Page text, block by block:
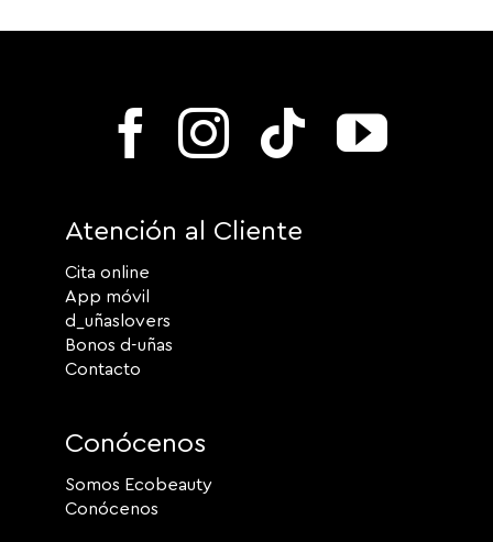
Atención al Cliente
Cita online
App móvil
d_uñaslovers
Bonos d-uñas
Contacto
Conócenos
Somos Ecobeauty
Conócenos